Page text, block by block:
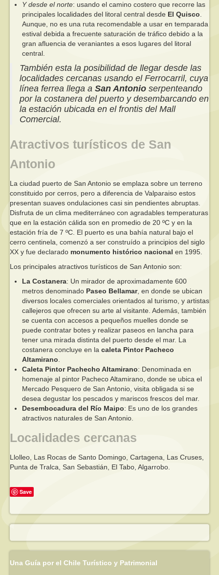
Y desde el norte: usando el camino costero que recorre las
principales localidades del litoral central desde El Quisco.
Aunque, no es una ruta recomendable a usar en temparada
estival debida a frecuente saturación de tráfico debido a la
gran afluencia de veraniantes a esos lugares del litoral
central.
También esta la posibilidad de llegar desde las
localidades cercanas usando el Ferrocarril, cuya
línea ferrea llega a San Antonio serpenteando
por la costanera del puerto y desembarcando en
la estación ubicada en el frontis del Mall
Comercial.
Atractivos turísticos de San
Antonio
La ciudad puerto de San Antonio se emplaza sobre un terreno
constituido por cerros, pero a diferencia de Valparaiso estos
presentan suaves ondulaciones casi sin pendientes abruptas.
Disfruta de un clima mediterráneo con agradables temperaturas
que en la estación cálida son en promedio de 20 ºC y en la
estación fría de 7 ºC. El puerto es una bahía natural bajo el
cerro centinela, comenzó a ser construído a principios del siglo
XX y fue declarado monumento histórico nacional en 1995.
Los principales atractivos turísticos de San Antonio son:
La Costanera: Un mirador de aproximadamente 600
metros denominado Paseo Bellamar, en donde se ubican
diversos locales comerciales orientados al turismo, y artistas
callejeros que ofrecen su arte al visitante. Además, también
se cuenta con accesos a pequeños muelles donde se
puede contratar botes y realizar paseos en lancha para
tener una mirada distinta del puerto desde el mar. La
costanera concluye en la caleta Pintor Pacheco
Altamirano.
Caleta Pintor Pachecho Altamirano: Denominada en
homenaje al pintor Pacheco Altamirano, donde se ubica el
Mercado Pesquero de San Antonio, visita obligada si se
desea degustar los pescados y mariscos frescos del mar.
Desembocadura del Río Maipo: Es uno de los grandes
atractivos naturales de San Antonio.
Localidades cercanas
Llolleo, Las Rocas de Santo Domingo, Cartagena, Las Cruses,
Punta de Tralca, San Sebastián, El Tabo, Algarrobo.
Save
Una Guía por el Chile Turístico y Patrimonial